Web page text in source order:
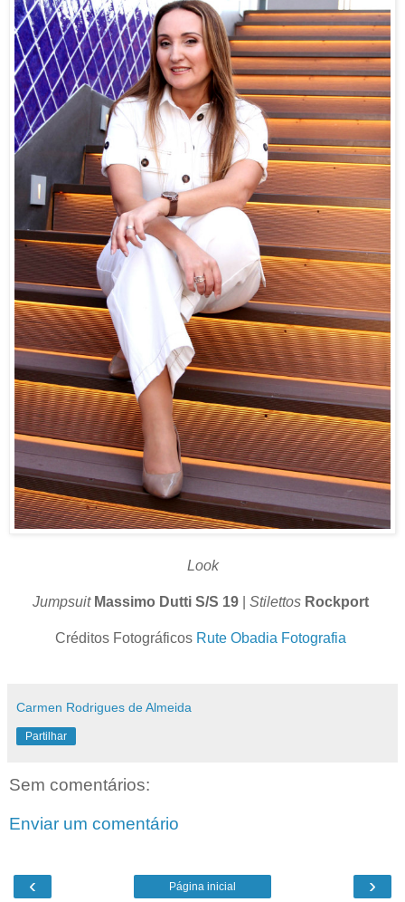
Look
Jumpsuit Massimo Dutti S/S 19 Stilettos Rockport
Créditos Fotográficos Rute Obadia Fotografia
Carmen Rodrigues de Almeida
Partilhar
Sem comentários:
Enviar um comentário
‹ ›
Página inicial